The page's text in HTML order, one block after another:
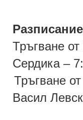
Тръгване
Сердика–
Тръгване
Васил